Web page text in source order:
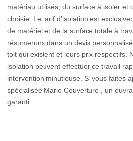
matériau utilisés, du surface à isoler et
choisie. Le tarif d’isolation est
de matériel et de la surface totale à
résumerons dans un devis
toit qui existent et leurs prix respectifs.
isolation peuvent effectuer ce travail
intervention minutieuse. Si vous faites
spécialisée Mario Couverture , un
garanti.